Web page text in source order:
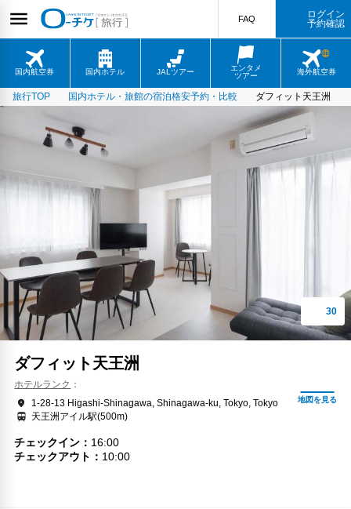
国内航空券 国内ホテル JALツアー
エンタメ
ツアー
海外航空券
FAQ
ログイン
予約確認
旅行TOP 国内ホテル・旅館の宿泊格安予約・比較 ダフィット天王洲
ダフィット天王洲
ホテルランク
1-28-13 Higashi-Shinagawa, Shinagawa-ku, Tokyo, Tokyo
天王洲アイル駅(500m)
チェックイン
16:00
チェックアウト
10:00